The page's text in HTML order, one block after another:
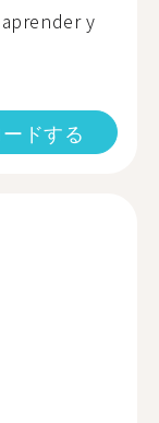
y
ドする